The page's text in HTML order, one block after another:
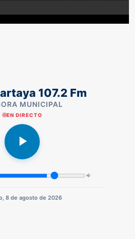
107.2 Fm
MUNICIPAL
EN DIRECTO
8 de agosto de 2026